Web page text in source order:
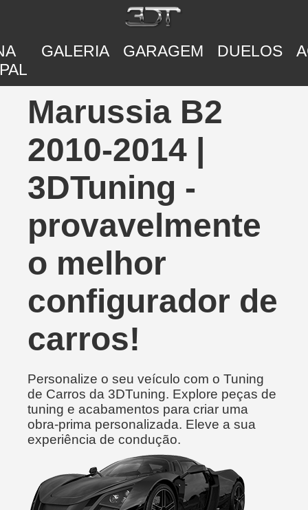
GALERIA GARAGEM DUELOS
Marussia B2
2010-2014 |
3DTuning -
provavelmente
o melhor
configurador de
carros!
Personalize o seu veículo com o Tuning
de Carros da 3DTuning. Explore peças de
tuning e acabamentos para criar uma
obra-prima personalizada. Eleve a sua
experiência de condução.